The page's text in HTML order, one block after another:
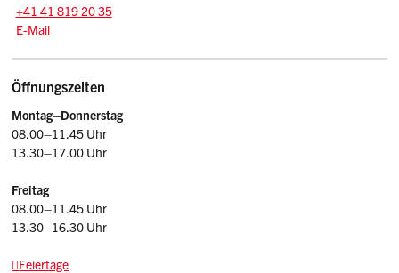
Tel.:
+41 41 819 20 35
E-Mail: afu
E-Mail
Öffnungszeiten
Montag–Donnerstag
08.00–11.45 Uhr
13.30–17.00 Uhr
Freitag
08.00–11.45 Uhr
13.30–16.30 Uhr
Feiertage